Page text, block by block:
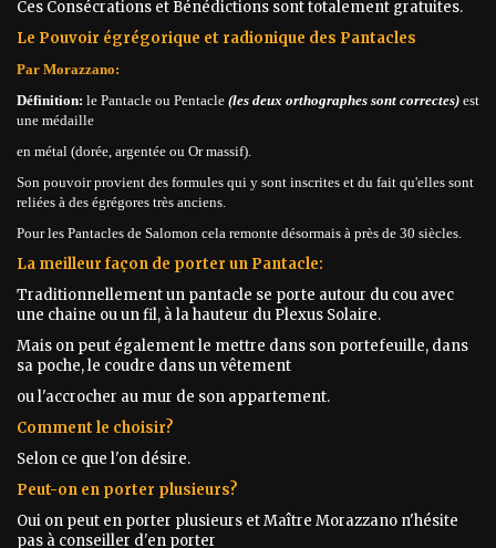
Ces Consécrations et Bénédictions sont totalement gratuites.
Le Pouvoir égrégorique et radionique des Pantacles
Par Morazzano:
Définition: le Pantacle ou Pentacle (les deux orthographes sont correctes) est
une médaille
en métal (dorée, argentée ou Or massif).
Son pouvoir provient des formules qui y sont inscrites et du fait qu'elles sont
reliées à des égrégores très anciens.
Pour les Pantacles de Salomon cela remonte désormais à près de 30 siècles.
La meilleur façon de porter un Pantacle:
Traditionnellement un pantacle se porte autour du cou avec
une chaine ou un fil, à la hauteur du Plexus Solaire.
Mais on peut également le mettre dans son portefeuille, dans
sa poche, le coudre dans un vêtement
ou l'accrocher au mur de son appartement.
Comment le choisir?
Selon ce que l'on désire.
Peut-on en porter plusieurs?
Oui on peut en porter plusieurs et Maître Morazzano n'hésite
pas à conseiller d'en porter